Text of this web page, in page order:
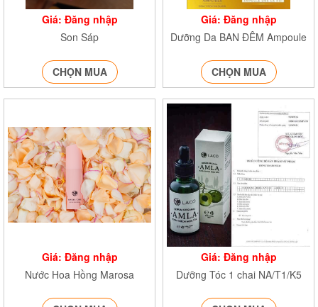
Giá: Đăng nhập
Son Sáp
CHỌN MUA
Giá: Đăng nhập
Dưỡng Da BAN ĐÊM Ampoule
CHỌN MUA
Giá: Đăng nhập
Nước Hoa Hồng Marosa
Giá: Đăng nhập
Dưỡng Tóc 1 chai NA/T1/K5